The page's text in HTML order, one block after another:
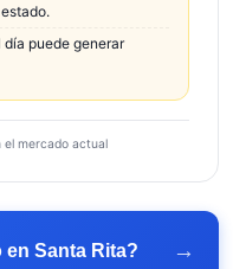
puede generar
el mercado actual
en Santa Rita? →